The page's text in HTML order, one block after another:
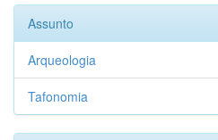
Assunto
Arqueologia
Tafonomia